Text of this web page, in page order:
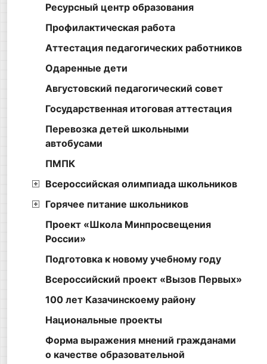
Ресурсный центр образования
Профилактическая работа
Аттестация педагогических работников
Одаренные дети
Августовский педагогический совет
Государственная итоговая аттестация
Перевозка детей школьными
автобусами
ПМПК
Всероссийская олимпиада школьников
Горячее питание школьников
Проект «Школа Минпросвещения
России»
Подготовка к новому учебному году
Всероссийский проект «Вызов Первых»
100 лет Казачинскоему району
Национальные проекты
Форма выражения мнений гражданами
о качестве образовательной